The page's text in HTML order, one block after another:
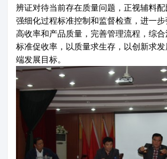
场讲解分析现场操作实验现场操作实
辨证对待当前存在质量问题，正视辅料
强细化过程标准控制和监督检查，进一
高收率和产品质量，完善管理流程，综
标准促收率，以质量求生存，以创新求
端发展目标。